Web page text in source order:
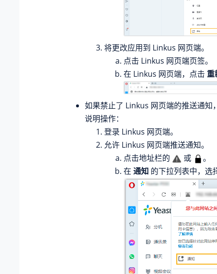
将更改应用到 Linkus 网页端。
点击 Linkus 网页端页签。
在 Linkus 网页端，点击 重
如果禁止了 Linkus 网页端的推送通知
说明操作：
登录 Linkus 网页端。
允许 Linkus 网页端推送通知。
点击地址栏的
或
。
在 通知 的下拉列表中，选